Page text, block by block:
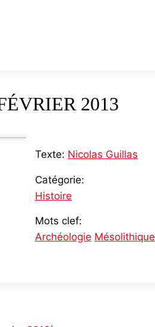
2013
Texte: Nicolas Guillas
Catégorie:
Histoire
Mots clef:
Archéologie Mésolithique